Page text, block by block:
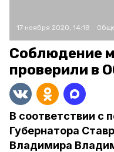
17 ноября 2020, 14:18
Соблюдение
проверили в
В соответствии с
Губернатора
Владимира